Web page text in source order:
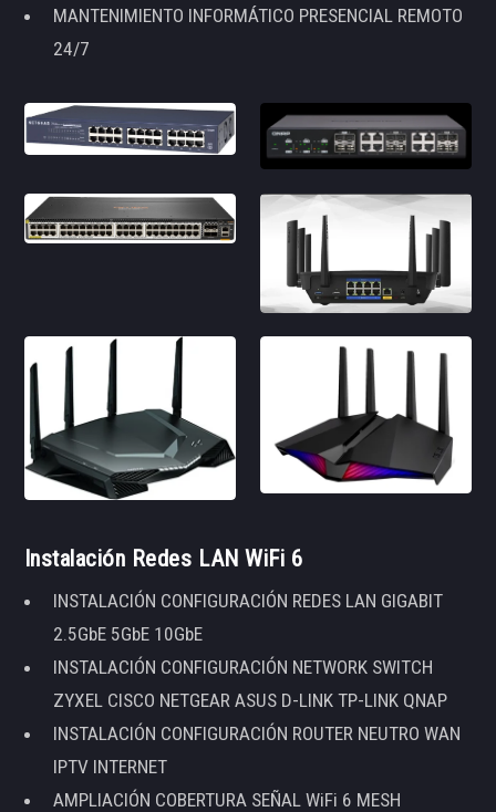
MANTENIMIENTO INFORMÁTICO PRESENCIAL REMOTO
24/7
Instalación Redes LAN WiFi 6
INSTALACIÓN CONFIGURACIÓN REDES LAN GIGABIT
2.5GbE 5GbE 10GbE
INSTALACIÓN CONFIGURACIÓN NETWORK SWITCH
ZYXEL CISCO NETGEAR ASUS D-LINK TP-LINK QNAP
INSTALACIÓN CONFIGURACIÓN ROUTER NEUTRO WAN
IPTV INTERNET
AMPLIACIÓN COBERTURA SEÑAL WiFi 6 MESH